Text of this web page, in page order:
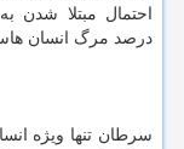
درصد مرگ انسان
سرطان تنها ویژه